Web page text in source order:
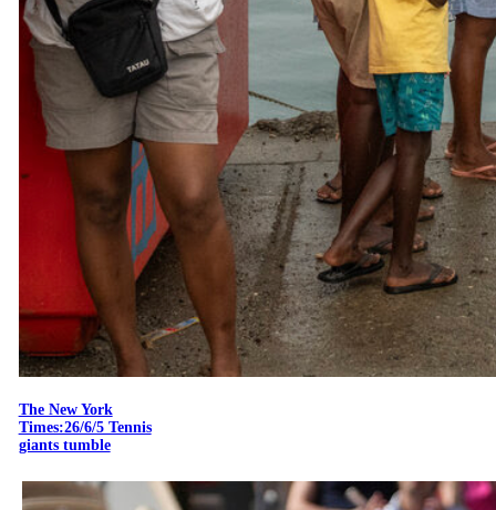
The New York
Times:26/6/5 Tennis
giants tumble